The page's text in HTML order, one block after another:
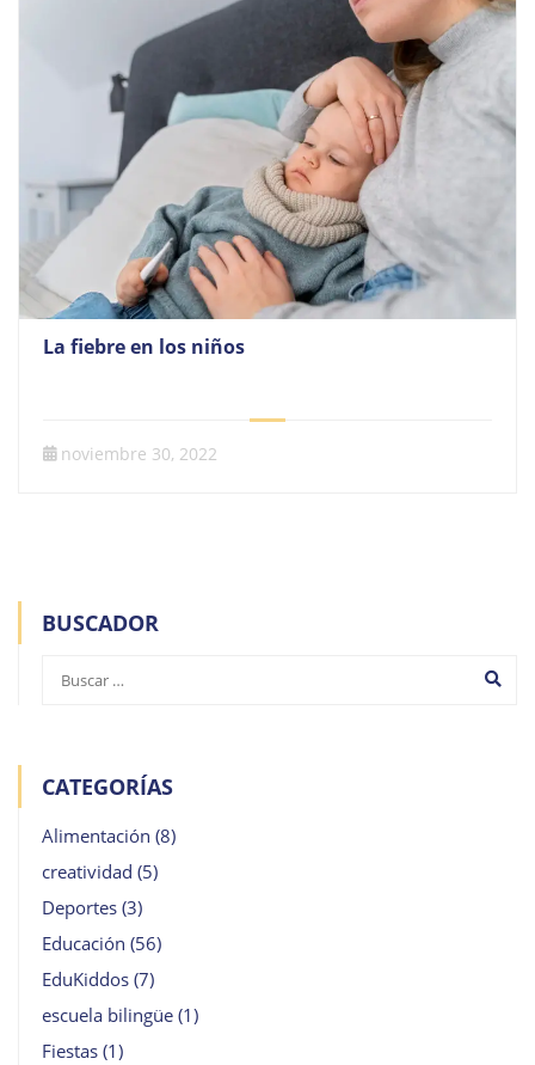
La fiebre en los niños
noviembre 30, 2022
BUSCADOR
CATEGORÍAS
Alimentación (8)
creatividad (5)
Deportes (3)
Educación (56)
EduKiddos (7)
escuela bilingüe (1)
Fiestas (1)